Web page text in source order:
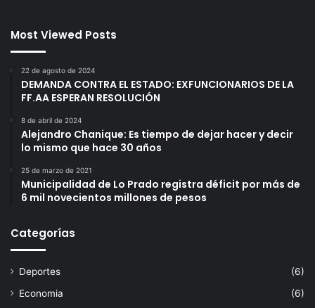
Most Viewed Posts
22 de agosto de 2024
DEMANDA CONTRA EL ESTADO: EXFUNCIONARIOS DE LA
FF.AA ESPERAN RESOLUCIÓN
8 de abril de 2024
Alejandro Chanique: Es tiempo de dejar hacer y decir
lo mismo que hace 30 años
25 de marzo de 2021
Municipalidad de Lo Prado registra déficit por más de
6 mil novecientos millones de pesos
Categorías
Deportes
(6)
Economia
(6)